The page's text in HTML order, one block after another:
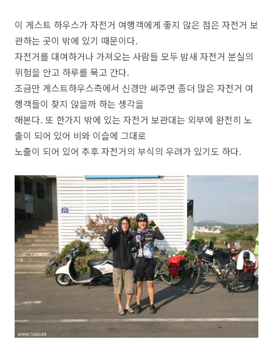
이 게스트 하우스가 자전거 여행객에게 좋지 않은 점은 자전거 보
관하는 곳이 밖에 있기 때문이다.
자전거를 대여하거나 가져오는 사람들 모두 밤새 자전거 분실의
위험을 안고 하루를 묵고 간다.
조금만 게스트하우스측에서 신경만 써주면 좀더 많은 자전거 여
행객들이 찾지 않을까 하는 생각을
해본다. 또 한가지 밖에 있는 자전거 보관대는 외부에 완전히 노
출이 되어 있어 비와 이슬에 그대로
노출이 되어 있어 추후 자전거의 부식의 우려가 있기도 하다.